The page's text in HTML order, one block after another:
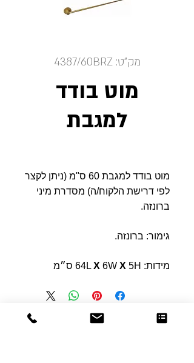
מק"ט: 4387/60BRZ
מוט בודד
למגבת
מוט בודד למגבת 60 ס"מ (ניתן לקצר
לפי דרישת הלקוח/ה) מסדרת מיני
ברונזה.
גימור: ברונזה.
מידות: 64L X 6W X 5H ס״מ